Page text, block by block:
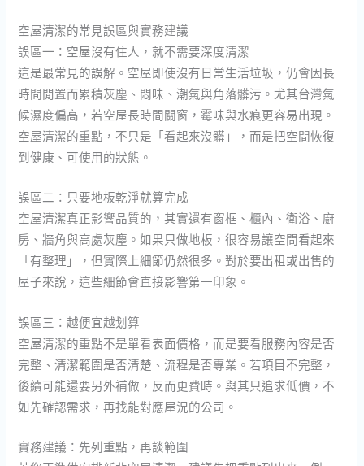
空屋清潔的常見誤區與實務建議
誤區一：空屋沒有住人，就不需要深度清潔
這是最常見的誤解。空屋即使沒有日常生活垃圾，仍會因長
時間閒置而累積灰塵、悶味、潮氣與角落髒污。尤其台灣氣
候濕度偏高，若空屋長時間關窗，霉味與水痕更容易出現。
空屋清潔的重點，不只是「看起來沒髒」，而是把空間恢復
到健康、可使用的狀態。
誤區二：只要地板乾淨就算完成
空屋清潔真正影響品質的，其實還有窗框、櫃內、衛浴、廚
房、牆角與高處灰塵。如果只做地板，很容易讓空間看起來
「有整理」，但實際上細節仍然很多。對於要出租或出售的
屋子來說，這些細節會直接影響第一印象。
誤區三：越便宜越划算
空屋清潔的重點不是單看表面價格，而是要看服務內容是否
完整、清潔範圍是否清楚、流程是否專業。若項目不完整，
後續可能還要另外補做，反而更費時。與其只追求低價，不
如先確認需求，再找能對應屋況的公司。
實務建議：先列重點，再談範圍